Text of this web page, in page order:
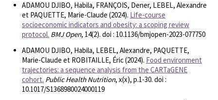
ADAMOU DJIBO, Habila, FRANÇOIS, Dener, LEBEL, Alexandre
et PAQUETTE, Marie-Claude (2024). Life-course
socioeconomic indicators and obesity: a scoping review
protocol. BMJ Open, 14(2). doi : 10.1136/bmjopen-2023-077750
ADAMOU DJIBO, Habila, LEBEL, Alexandre, PAQUETTE,
Marie-Claude et ROBITAILLE, Éric (2024). Food environment
trajectories: a sequence analysis from the CARTaGENE
cohort. Public Health Nutrition, x(x), p.1-30. doi :
10.1017/S1368980024000119